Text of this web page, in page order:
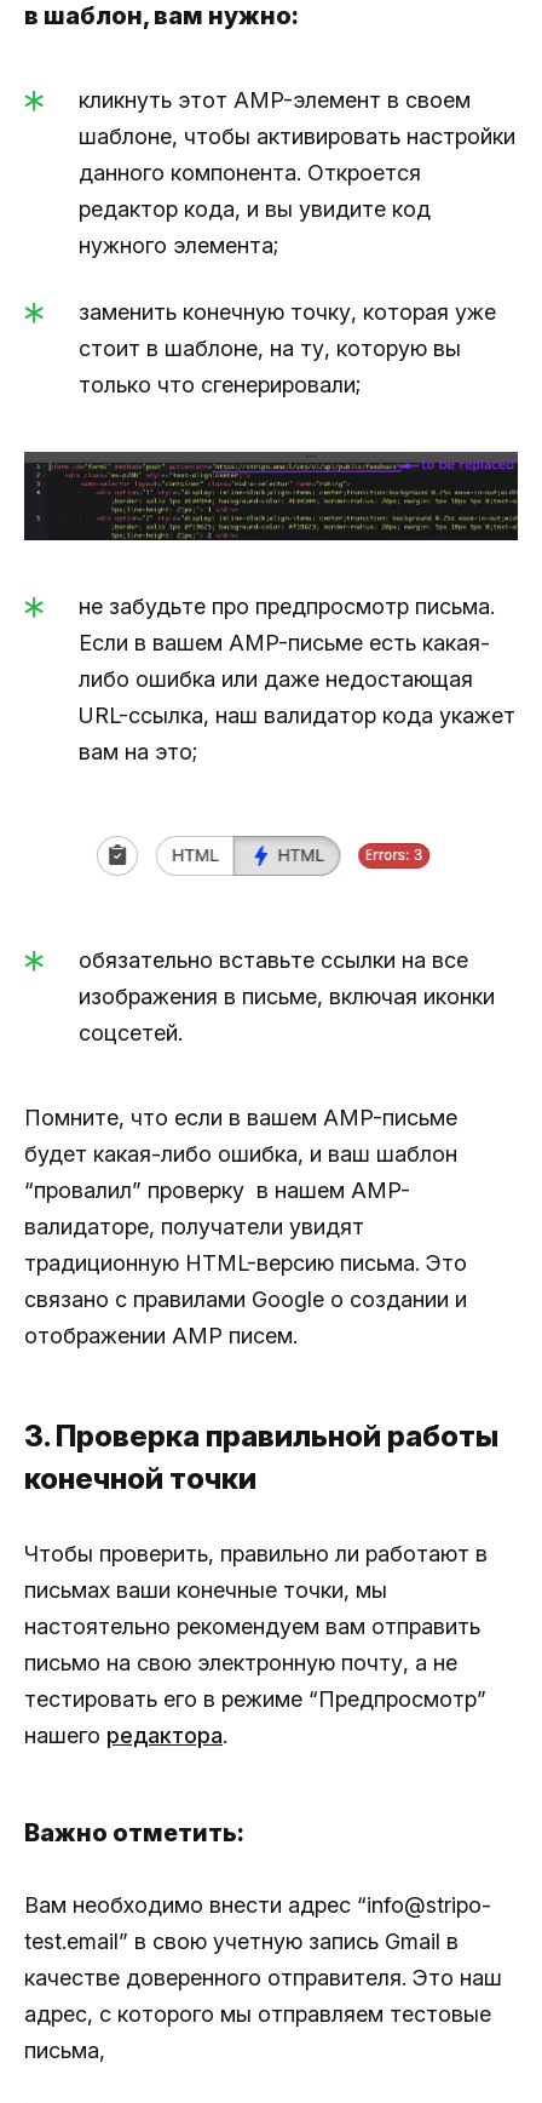
в шаблон, вам нужно:
кликнуть этот AMP-элемент в своем
шаблоне, чтобы активировать настройки
данного компонента. Откроется
редактор кода, и вы увидите код
нужного элемента;
заменить конечную точку, которая уже
стоит в шаблоне, на ту, которую вы
только что сгенерировали;
не забудьте про предпросмотр письма.
Если в вашем AMP-письме есть какая-
либо ошибка или даже недостающая
URL-ссылка, наш валидатор кода укажет
вам на это;
обязательно вставьте ссылки на все
изображения в письме, включая иконки
соцсетей.
Помните, что если в вашем AMP-письме
будет какая-либо ошибка, и ваш шаблон
“провалил” проверку в нашем AMP-
валидаторе, получатели увидят
традиционную HTML-версию письма. Это
связано с правилами Google о создании и
отображении АМР писем.
3. Проверка правильной работы
конечной точки
Чтобы проверить, правильно ли работают в
письмах ваши конечные точки, мы
настоятельно рекомендуем вам отправить
письмо на свою электронную почту, а не
тестировать его в режиме “Предпросмотр”
нашего редактора.
Важно отметить:
Вам необходимо внести адрес “info@stripo-
test.email” в свою учетную запись Gmail в
качестве доверенного отправителя. Это наш
адрес, с которого мы отправляем тестовые
письма,